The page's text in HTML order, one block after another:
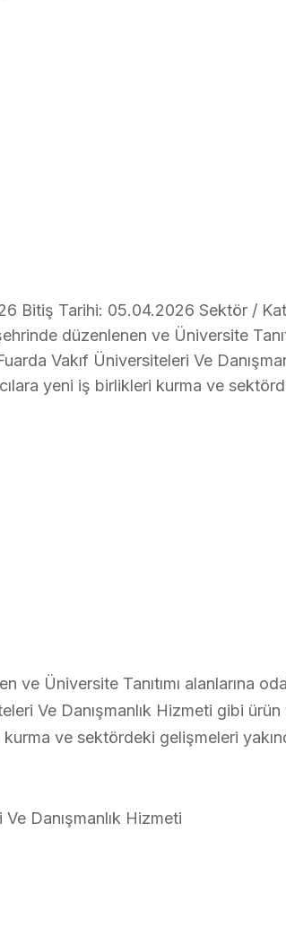
Bitiş Tarihi: 05.04.2026 Sektör /
düzenlenen ve Üniversite
Vakıf Üniversiteleri Ve
yeni iş birlikleri kurma ve
ve Üniversite Tanıtımı alanlarına
Ve Danışmanlık Hizmeti gibi ürün
ve sektördeki gelişmeleri
Danışmanlık Hizmeti